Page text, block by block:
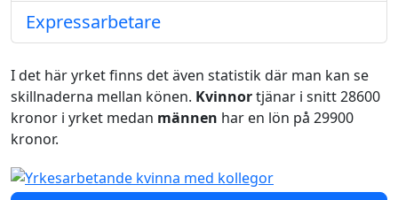
Expressarbetare
I det här yrket finns det även statistik där man kan se
skillnaderna mellan könen. Kvinnortjänar i snitt 28600
kronor i yrket medan männen har en lön på 29900
kronor.